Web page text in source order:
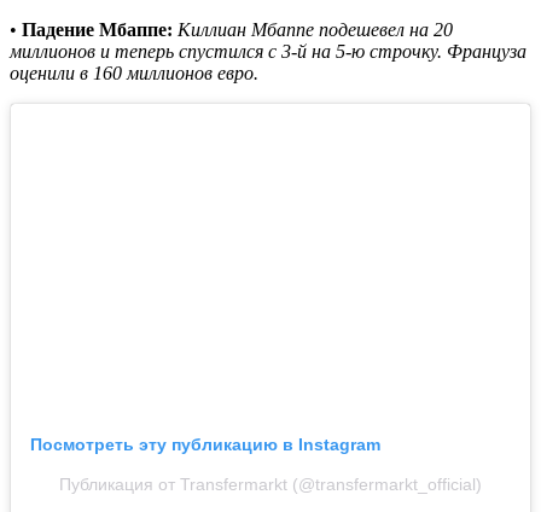
• Падение Мбаппе: Киллиан Мбаппе подешевел на 20
миллионов и теперь спустился с 3-й на 5-ю строчку. Француза
оценили в 160 миллионов евро.
Посмотреть эту публикацию в Instagram
Публикация от Transfermarkt (@transfermarkt_official)